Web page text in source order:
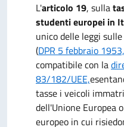
L'articolo 19, sulla
studenti europei in
unico delle leggi
(DPR 5 febbraio
compatibile con la
83/182/UEE,
tasse i veicoli
dell'Unione Europea
europeo in cui